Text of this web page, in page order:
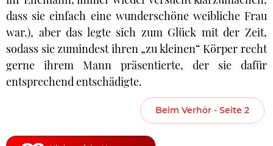
dass sie einfach eine wunderschöne weibliche Frau
war.), aber das legte sich zum Glück mit der Zeit,
sodass sie zumindest ihren „zu kleinen“ Körper recht
gerne ihrem Mann präsentierte, der sie dafür
entsprechend entschädigte.
Beim Verhör - Seite 2